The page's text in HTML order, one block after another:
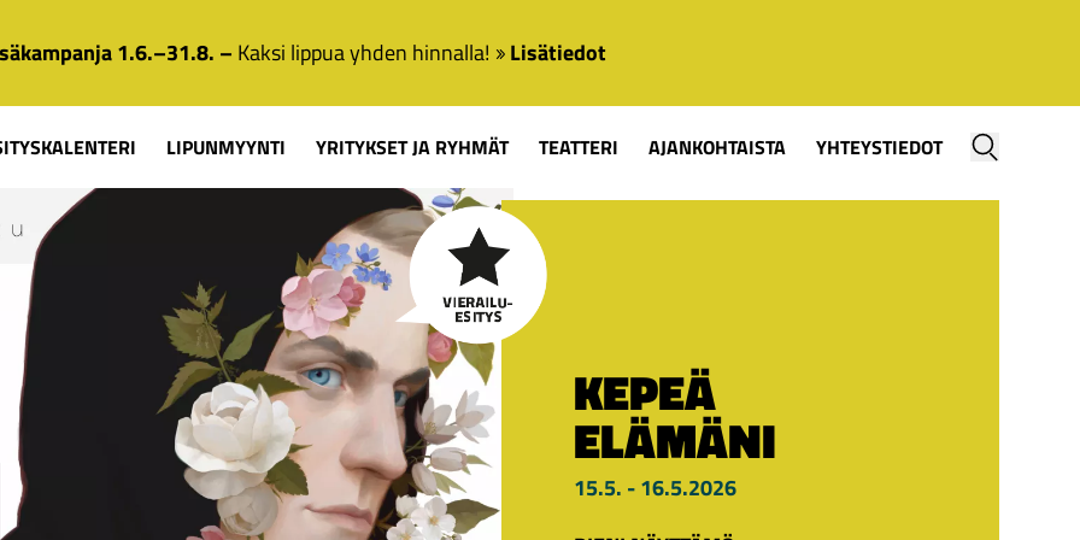
1.6.–31.8. – Kaksi lippua yhden hinnalla! Lisätiedot
LIPUNMYYNTI YRITYKSET JA RYHMÄT TEATTERI AJANKOHTAISTA YHTEYSTIEDOT
KEPEÄ
ELÄMÄNI
15.5. - 16.5.2026